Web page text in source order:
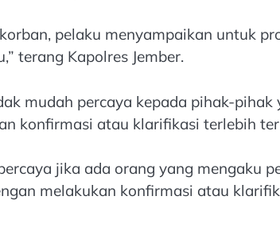
pelaku menyampaikan untuk
terang Kapolres Jember.
mudah percaya kepada pihak-
konfirmasi atau klarifikasi terlebih
jika ada orang yang mengaku
melakukan konfirmasi atau